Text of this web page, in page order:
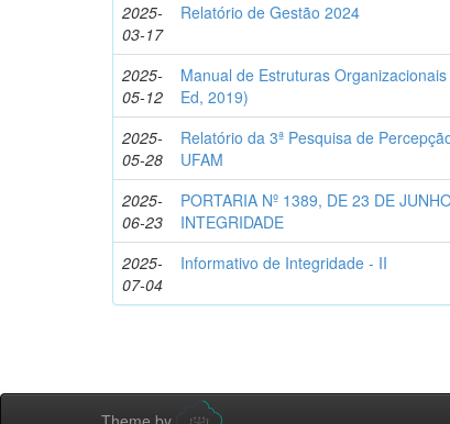
2025-
03-17
Relatório de Gestão 2024
2025-
05-12
Manual de Estruturas
Ed, 2019)
2025-
05-28
Relatório da 3ª Pesquisa de
UFAM
2025-
06-23
PORTARIA Nº 1389, DE 23 DE
INTEGRIDADE
2025-
07-04
Informativo de Integridade - II